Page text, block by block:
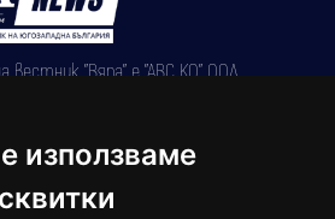
използваме
вестник "Вяра" е "АВС КО" ООД,
година.
43